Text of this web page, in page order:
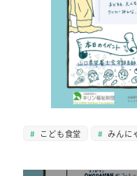
こども食堂 みんに